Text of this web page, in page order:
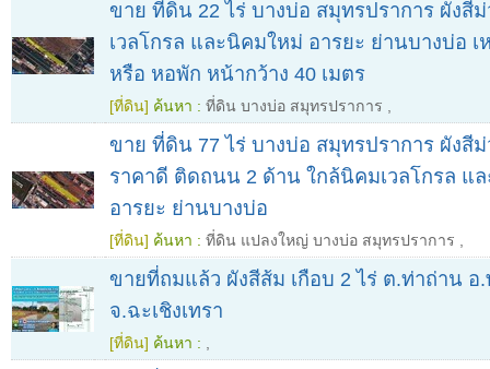
ขาย ที่ดิน 22 ไร่ บางบ่อ สมุทรปราการ ผังสี
เวลโกรล และนิคมใหม่ อารยะ ย่านบางบ่อ เ
หรือ หอพัก หน้ากว้าง 40 เมตร
[ที่ดิน] ค้นหา : ที่ดิน บางบ่อ สมุทรปราการ
ขาย ที่ดิน 77 ไร่ บางบ่อ สมุทรปราการ ผังสี
ราคาดี ติดถนน 2 ด้าน ใกล้นิคมเวลโกรล แ
อารยะ ย่านบางบ่อ
[ที่ดิน] ค้นหา : ที่ดิน แปลงใหญ่ บางบ่อ สมุทรปราการ
ขายที่ถมแล้ว ผังสีส้ม เกือบ 2 ไร่ ต.ท่าถ่าน
จ.ฉะเชิงเทรา
[ที่ดิน] ค้นหา :